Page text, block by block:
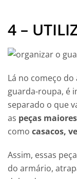
4 –
Lá no começo
guarda-roupa, é
separado o que
as peças
como casacos,
Assim, essas
do armário,